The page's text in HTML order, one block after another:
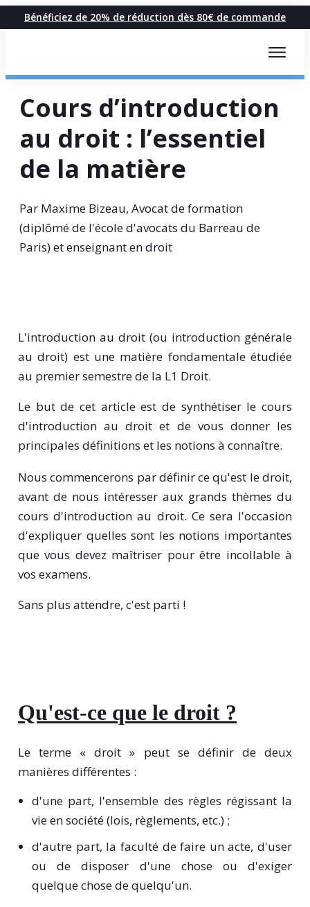
Bénéficiez de 20% de réduction dès 80€ de commande
Cours d’introduction
au droit : l’essentiel
de la matière
Par Maxime Bizeau, Avocat de formation
(diplômé de l'école d'avocats du Barreau de
Paris) et enseignant en droit
L'introduction au droit (ou introduction générale
au droit) est une matière fondamentale étudiée
au premier semestre de la L1 Droit.
Le but de cet article est de synthétiser le cours
d'introduction au droit et de vous donner les
principales définitions et les notions à connaître.
Nous commencerons par définir ce qu'est le droit,
avant de nous intéresser aux grands thèmes du
cours d'introduction au droit. Ce sera l'occasion
d'expliquer quelles sont les notions importantes
que vous devez maîtriser pour être incollable à
vos examens.
Sans plus attendre, c'est parti !
Qu'est-ce que le droit ?
Le terme « droit » peut se définir de deux
manières différentes :
d'une part, l'ensemble des règles régissant la
vie en société (lois, règlements, etc.) ;
d'autre part, la faculté de faire un acte, d'user
ou de disposer d'une chose ou d'exiger
quelque chose de quelqu'un.